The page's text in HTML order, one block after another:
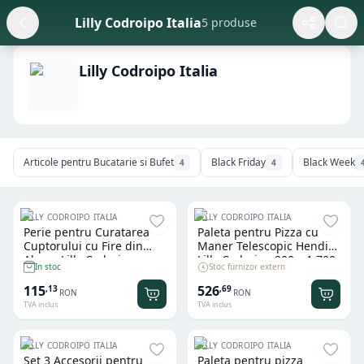
Lilly Codroipo Italia5 produse
Lilly Codroipo Italia
Articole pentru Bucatarie si Bufet 4 Black Friday 4 Black Week
LILLY CODROIPO ITALIA
Perie pentru Curatarea
Cuptorului cu Fire din
Alama Lilly Codroipo
In stoc
115,13 RON
TVA inclus
LILLY CODROIPO ITALIA
Paleta pentru Pizza cu
Maner Telescopic Hendi
Lilly Codroipo 200 x 1.700
mmStoc furnizor extern
526,69 RON
TVA inclus
LILLY CODROIPO ITALIA
Set 3 Accesorii pentru
LILLY CODROIPO ITALIA
Paleta pentru pizza